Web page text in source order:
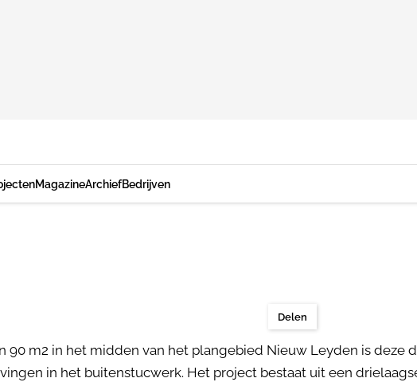
MagazineArchiefBedrijven
Delen
90 m2 in het midden van het plangebied Nieuw Leyden is
in het buitenstucwerk. Het project bestaat uit een